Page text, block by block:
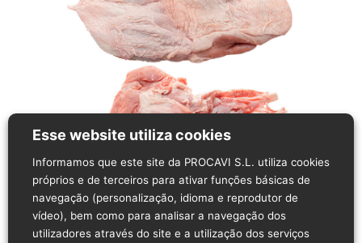
Esse website utiliza cookies
Informamos que este site da PROCAVI S.L. utiliza cookies
próprios e de terceiros para ativar funções básicas de
navegação (personalização, idioma e reprodutor de
vídeo), bem como para analisar a navegação dos
utilizadores através do site e a utilização dos serviços